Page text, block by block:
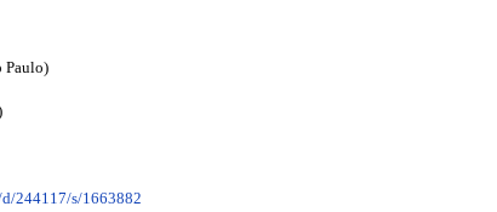
Paulo)
244117/s/1663882